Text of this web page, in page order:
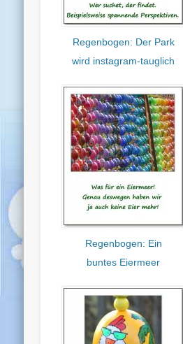
Regenbogen: Der Park
wird instagram-tauglich
Regenbogen: Ein
buntes Eiermeer